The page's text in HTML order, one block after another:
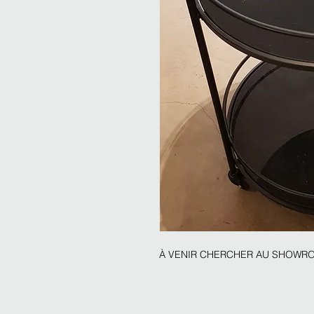
À VENIR CHERCHER AU